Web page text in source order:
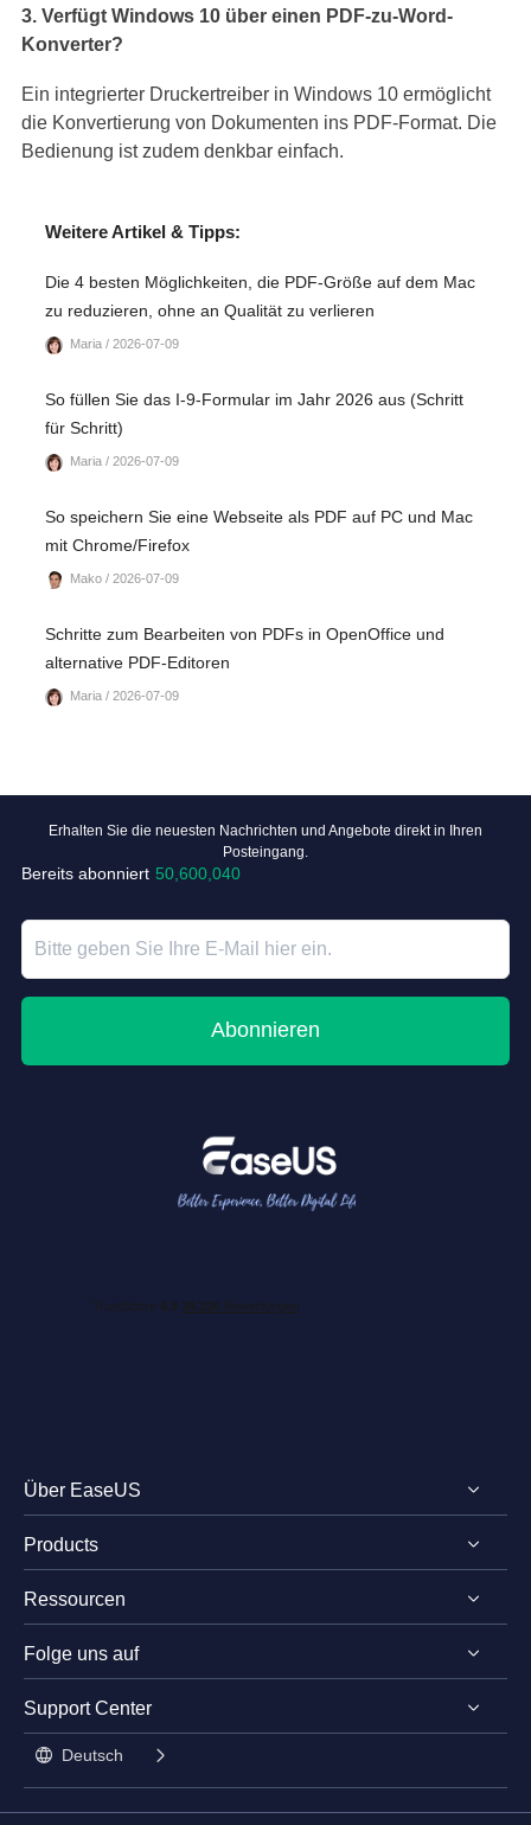
3. Verfügt Windows 10 über einen PDF-zu-Word-
Konverter?
Ein integrierter Druckertreiber in Windows 10 ermöglicht
die Konvertierung von Dokumenten ins PDF-Format. Die
Bedienung ist zudem denkbar einfach.
Weitere Artikel & Tipps:
Die 4 besten Möglichkeiten, die PDF-Größe auf dem Mac
zu reduzieren, ohne an Qualität zu verlieren
Maria / 2026-07-09
So füllen Sie das I-9-Formular im Jahr 2026 aus (Schritt
für Schritt)
Maria / 2026-07-09
So speichern Sie eine Webseite als PDF auf PC und Mac
mit Chrome/Firefox
Mako / 2026-07-09
Schritte zum Bearbeiten von PDFs in OpenOffice und
alternative PDF-Editoren
Maria / 2026-07-09
Erhalten Sie die neuesten Nachrichten und Angebote direkt in Ihren
Posteingang.
Bereits abonniert 50,600,040
Abonnieren
Über EaseUS
Impressum
Review & Auszeichnungen
Lizenz
Stundentenrabatt
Products
EaseUS PDF Editor
EaseUS PDF Converter
EaseUS AI ChatPDF
Ressourcen
PDF bearbeiten
Folge uns auf
  
Support Center
 Deutsch 